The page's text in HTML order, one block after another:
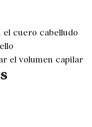
el cuero cabelludo
el volumen capilar